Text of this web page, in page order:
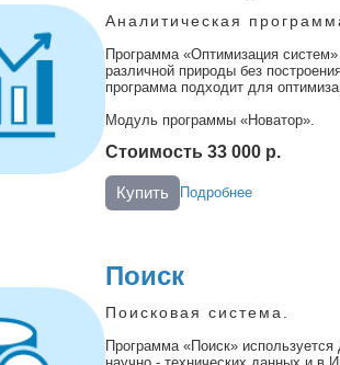
Аналитическая
Программа «Оптимизация
различной природы без
программа подходит для
Модуль программы «Новатор».
Стоимость 33 000 р.
Купить Подробнее
Поиск
Поисковая система.
Программа «Поиск» используется